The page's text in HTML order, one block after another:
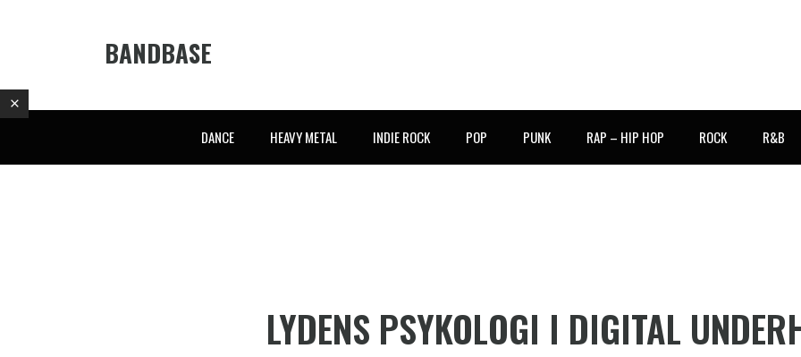
BANDBASE
DANCE HEAVY METAL INDIE ROCK POP PUNK RAP – HIP HOP ROCK R&B
LYDENS PSYKOLOGI I DIGITAL